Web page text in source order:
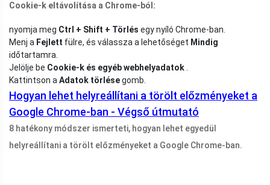
Cookie-k eltávolítása a Chrome-ból:
nyomja meg Ctrl + Shift + Törlés egy nyíló Chrome-ban.
Menj a Fejlett fülre, és válassza a lehetőséget Mindig
időtartamra.
Jelölje be Cookie-k és egyéb webhelyadatok
Kattintson a Adatok törlésegomb.
Hogyan lehet helyreállítani a törölt előzményeket a
Google Chrome-ban - Végső útmutató
8 hatékony módszer ismerteti, hogyan lehet egyedül
helyreállítani a törölt előzményeket a Google Chrome-ban.